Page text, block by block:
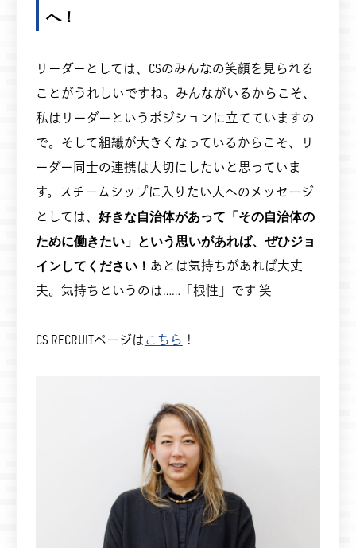
へ！
リーダーとしては、CSのみんなの笑顔を見られる
ことがうれしいですね。みんながいるからこそ、
私はリーダーというポジションに立てていますの
で。そして組織が大きくなっているからこそ、リ
ーダー同士の連携は大切にしたいと思っていま
す。スチームシップに入りたい人へのメッセージ
としては、 好きな自治体があって「その自治体の
ために働きたい」という思いがあれば、ぜひジョ
インしてください！ あとは気持ちがあれば大丈
夫。気持ちというのは……「根性」です 笑
CS RECRUITページはこちら ！